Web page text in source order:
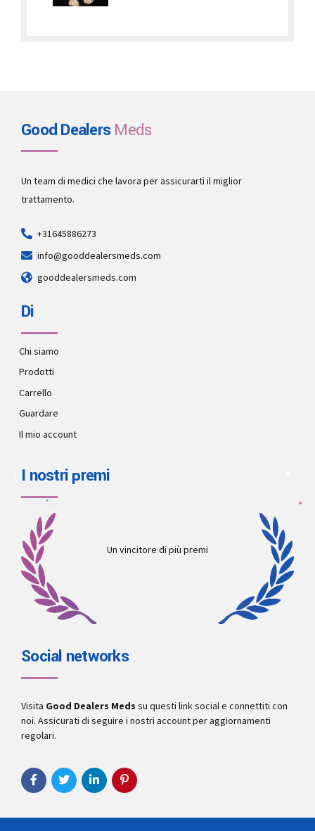
Good DealersMeds
Un team di medici che lavora per assicurarti il miglior
trattamento.
+31645886273
info@gooddealersmeds.com
gooddealersmeds.com
Di
Chi siamo
Prodotti
Carrello
Guardare
Il mio account
I nostri premi
Un vincitore di più premi
Social networks
Visita Good Dealers Meds su questi link social e connettiti con
noi. Assicurati di seguire i nostri account per aggiornamenti
regolari.